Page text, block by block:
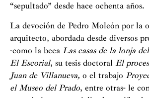
“sepultado” desde hace ochenta años.
La devoción de Pedro Moleón por la
arquitecto, abordada desde diversos
-como la beca Las casas de la lonja
El Escorial, su tesis doctoral El
Juan de Villanueva, o el trabajo
el Museo del Prado, entre otras- le